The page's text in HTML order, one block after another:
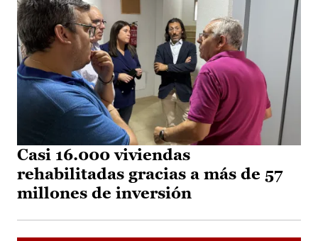
Casi 16.000 viviendas
rehabilitadas gracias a más de 57
millones de inversión